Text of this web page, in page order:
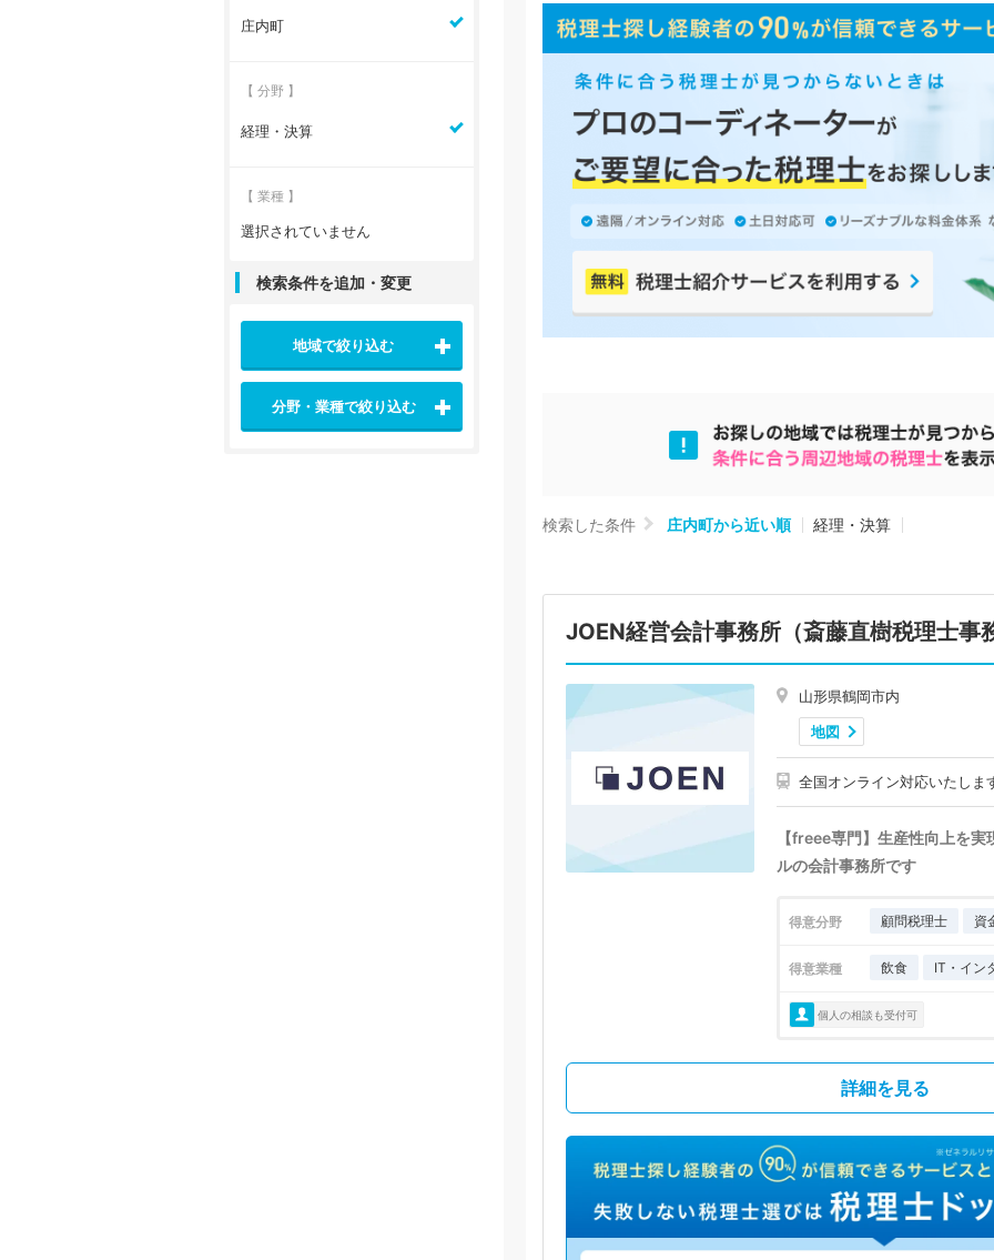
検索した条件 庄内町から近い順 経理・決算
JOEN経営会計事務所（斎藤直樹税理士事
山形県鶴岡市内
地図
全国オンライン対応いたしま
【freee専門】生産性向上を
ルの会計事務所です
得意分野 顧問税理士 資
得意業種 飲食 IT・イン
個人の相談も受付可
詳細を見る
庄内町
【 分野 】
経理・決算
【 業種 】
選択されていません
検索条件を追加・変更
地域で絞り込む
分野・業種で絞り込む